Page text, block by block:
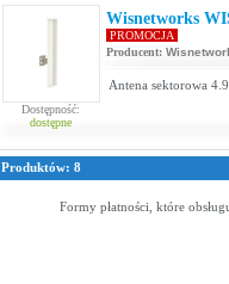
Dostępność:
dostępne
Wisnetworks
PROMOCJA
Producent:
Antena sektorowa
Produktów: 8
Formy płatności, które